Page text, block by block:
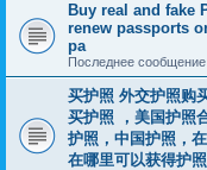
Buy real and fake
renew passports
pa
Последнее сообщение
买护照 外交护照购
买护照 ，美国护照
护照，中国护照，
在哪里可以获得护